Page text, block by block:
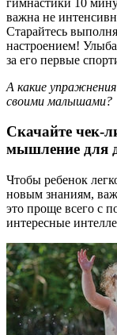
важна не
Старайтесь
настроением!
за его первые
А какие
своими малышами?
Скачайте чек-
мышление для
Чтобы ребенок
новым знаниям,
это проще всего с
интересные